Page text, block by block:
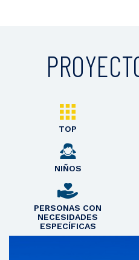
TOP
NIÑOS
PERSONAS CON
NECESIDADES
ESPECÍFICAS